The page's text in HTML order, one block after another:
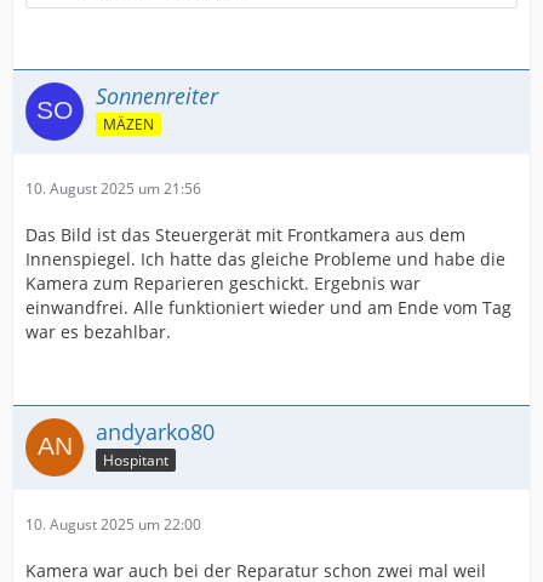
Sonnenreiter
MÄZEN
10. August 2025 um 21:56
Das Bild ist das Steuergerät mit Frontkamera aus dem
Innenspiegel. Ich hatte das gleiche Probleme und habe die
Kamera zum Reparieren geschickt. Ergebnis war
einwandfrei. Alle funktioniert wieder und am Ende vom Tag
war es bezahlbar.
andyarko80
Hospitant
10. August 2025 um 22:00
Kamera war auch bei der Reparatur schon zwei mal weil